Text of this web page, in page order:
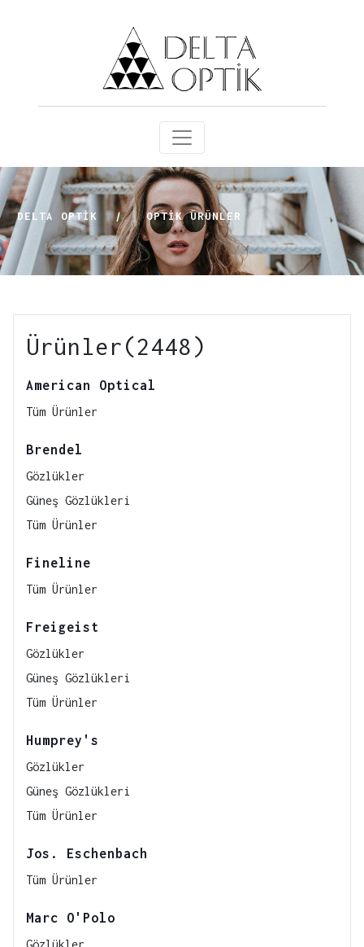
DELTA OPTİK | OPTIK ÜRÜNLER
Ürünler(2448)
American Optical
Tüm Ürünler
Brendel
Gözlükler
Güneş Gözlükleri
Tüm Ürünler
Fineline
Tüm Ürünler
Freigeist
Gözlükler
Güneş Gözlükleri
Tüm Ürünler
Humprey's
Gözlükler
Güneş Gözlükleri
Tüm Ürünler
Jos. Eschenbach
Tüm Ürünler
Marc O'Polo
Gözlükler